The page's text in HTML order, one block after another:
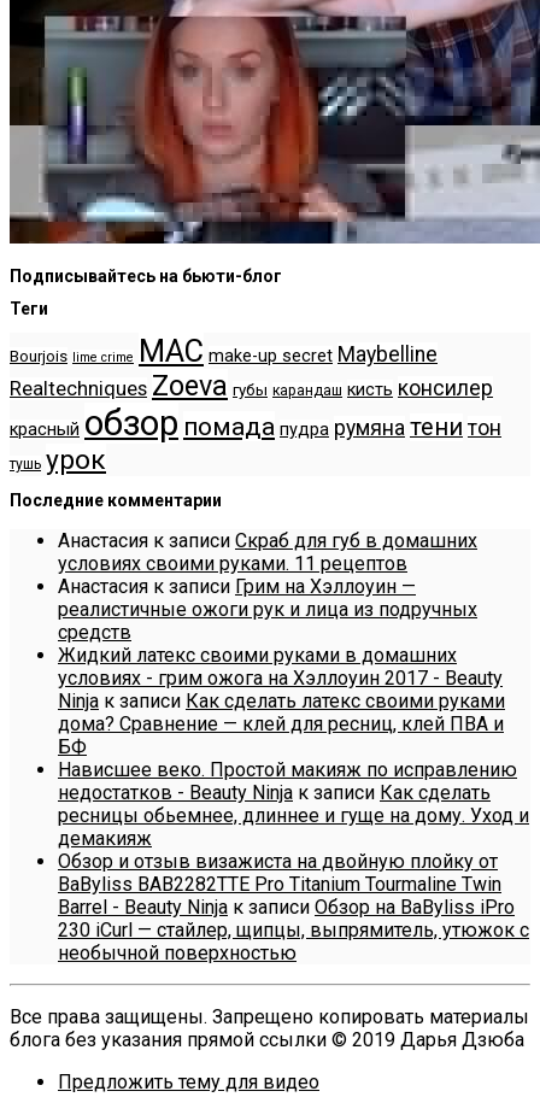
Подписывайтесь на бьюти-блог
Теги
Bourjois lime crime MAC make-up secret Maybelline
Realtechniques Zoeva губы карандаш кисть консилер
красный обзор помада пудра румяна тени тон
тушь урок
Последние комментарии
Анастасия к записи Скраб для губ в домашних
условиях своими руками. 11 рецептов
Анастасия к записи Грим на Хэллоуин —
реалистичные ожоги рук и лица из подручных
средств
Жидкий латекс своими руками в домашних
условиях - грим ожога на Хэллоуин 2017 - Beauty
Ninja к записи Как сделать латекс своими руками
дома? Сравнение — клей для ресниц, клей ПВА и
БФ
Нависшее веко. Простой макияж по исправлению
недостатков - Beauty Ninja к записи Как сделать
ресницы обьемнее, длиннее и гуще на дому. Уход и
демакияж
Обзор и отзыв визажиста на двойную плойку от
BaByliss BAB2282TTE Pro Titanium Tourmaline Twin
Barrel - Beauty Ninja к записи Обзор на BaByliss iPro
230 iCurl — стайлер, щипцы, выпрямитель, утюжок с
необычной поверхностью
Все права защищены. Запрещено копировать материалы
блога без указания прямой ссылки © 2019 Дарья Дзюба
Предложить тему для видео